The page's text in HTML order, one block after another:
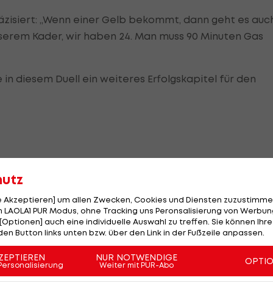
„Wenn einer Gelb bekommt, dann geht es
Kader, wir haben 24. Man muss 90 Minuten Gas
in diesem Duell ein weiteres Erfolgskapitel für den
Level zu erreichen. Einer tollen Saison kann
Barcelona das Sahnehäubchen aufgesetzt
Klub in der jüngeren Vergangenheit von den
Balsam für die geschundene Seele.
Iberer keiner, ist man doch angesichts des
Akzeptieren] um allen Zwecken, Cookies und Diensten
PUR Modus, ohne Tracking uns Peronsalisierung von
auch eine individuelle Auswahl zu treffen. Sie können
Button links unten bzw. über den Link in der Fußzeile anpassen.
NUR NOTWENDIGE
Weiter mit PUR-Abo